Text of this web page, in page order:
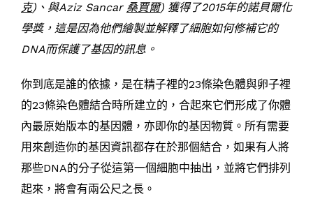
克)、與Aziz Sancar 桑賈爾) 獲得了2015年的諾貝爾化
學獎，這是因為他們繪製並解釋了細胞如何修補它的
DNA而保護了基因的訊息。
你到底是誰的依據，是在精子裡的23條染色體與卵子裡
的23條染色體結合時所建立的，合起來它們形成了你體
內最原始版本的基因體，亦即你的基因物質。所有需要
用來創造你的基因資訊都存在於那個結合，如果有人將
那些DNA的分子從這第一個細胞中抽出，並將它們排列
起來，將會有兩公尺之長。